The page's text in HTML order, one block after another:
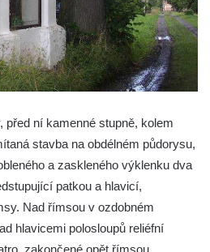
kaple – Vodní
kaple – Ježíš
kaple – U
kaple – U
kaple – Kristus
před ní kamenné stupně, kolem
stavba na obdélném půdorysu,
a zaskleného výklenku dva
patkou a hlavicí,
Nad římsou v ozdobném
hlavicemi polosloupů reliéfní